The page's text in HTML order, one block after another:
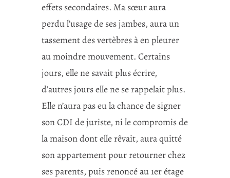
effets secondaires. Ma sœur aura
perdu l’usage de ses jambes, aura un
tassement des vertèbres à en pleurer
au moindre mouvement. Certains
jours, elle ne savait plus écrire,
d’autres jours elle ne se rappelait plus.
Elle n’aura pas eu la chance de signer
son CDI de juriste, ni le compromis de
la maison dont elle rêvait, aura quitté
son appartement pour retourner chez
ses parents, puis renoncé au 1er étage